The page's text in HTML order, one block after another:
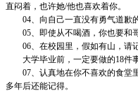
直闷着，也许她/他也喜欢着你。
04、向自己一直没有勇气道歉的
05、即使从不喝酒，你也要和哥
06、在校园里，假如有山，请记
大学毕业前，一定要做的18件
07、认真地在你不喜欢的食堂
多年后还能记得。